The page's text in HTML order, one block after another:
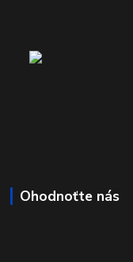
Ohodnoťte nás